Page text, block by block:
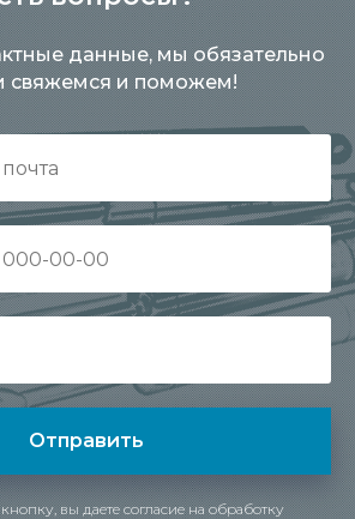
данные, мы обязательно
свяжемся и поможем!
Отправить
вы даете согласие на обработку